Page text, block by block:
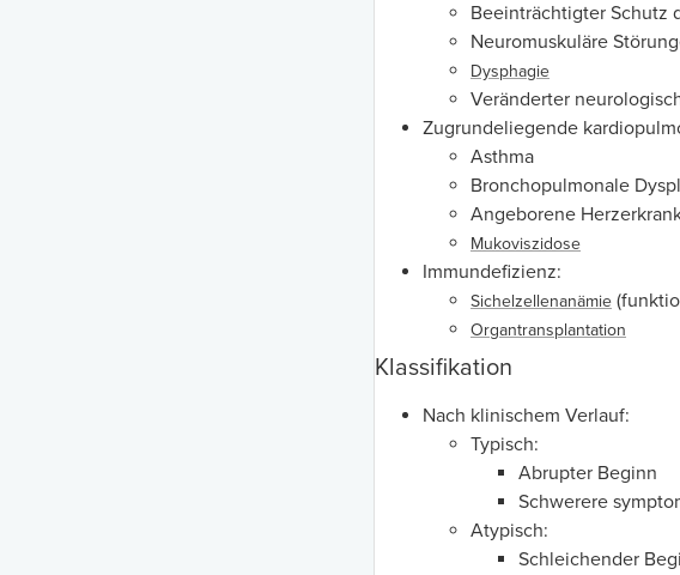
Beeinträchtigter Schutz
Neuromuskuläre
Dysphagie
Veränderter
Zugrundeliegende
Asthma
Bronchopulmonale
Angeborene
Mukoviszidose
Immundefizienz:
Sichelzellenanämie
Organtransplantation
Klassifikation
Nach klinischem Verlauf:
Typisch:
Abrupter Beginn
Schwerere
Atypisch:
Schleichender